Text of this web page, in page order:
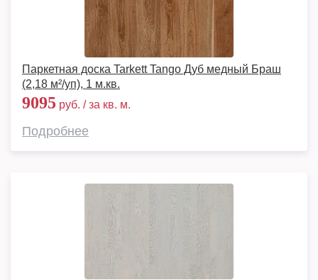
Паркетная доска Tarkett Tango Дуб медный Браш
(2,18 м²/уп), 1 м.кв.
9095 руб. / за кв. м.
Подробнее